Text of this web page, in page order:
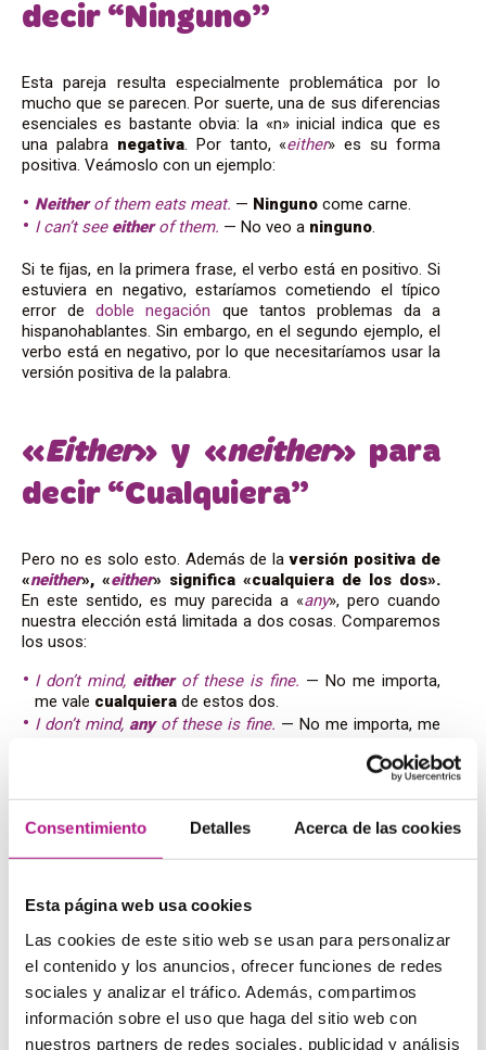
Consentimiento Detalles Acerca de las cookies
Esta página web usa cookies
Las cookies de este sitio web se usan para personalizar
el contenido y los anuncios, ofrecer funciones de redes
sociales y analizar el tráfico. Además, compartimos
información sobre el uso que haga del sitio web con
nuestros partners de redes sociales, publicidad y análisis
decir “Ninguno”
Esta pareja resulta especialmente problemática por lo
mucho que se parecen. Por suerte, una de sus diferencias
esenciales es bastante obvia: la «n» inicial indica que es
una palabra negativa. Por tanto, «either» es su forma
positiva. Veámoslo con un ejemplo:
Neitherof them eats meat. — Ninguno come carne.
I can’t see eitherof them. — No veo a ninguno
Si te fijas, en la primera frase, el verbo está en positivo. Si
estuviera en negativo, estaríamos cometiendo el típico
error dedoble negación que tantos problemas da a
hispanohablantes. Sin embargo, en el segundo ejemplo, el
verbo está en negativo, por lo que necesitaríamos usar la
versión positiva de la palabra.
«Either» y «neither» para
decir “Cualquiera”
Pero no es solo esto. Además de laversión positiva de
«neither», «either» significa «cualquiera de los dos».
En este sentido, es muy parecida a «any», pero cuando
nuestra elección está limitada a dos cosas. Comparemos
los usos:
I don’t mind, either of these is fine. — No me importa,
me vale cualquiera de estos dos.
I don’t mind, any of these is fine. — No me importa, me
» funciona solo
y «neither»
Estos doscuantificadoressirven para expresar que
amboselementos comparadoscomparten
características o ausencia de ellas: